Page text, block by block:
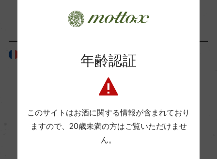
Wine Advocate 獲得点
ー
「生産者」が同じ商品
フランス
年齢認証
このサイトはお酒に関する情報が含まれており
ますので、 20歳未満の方はご覧いただけませ
ん。